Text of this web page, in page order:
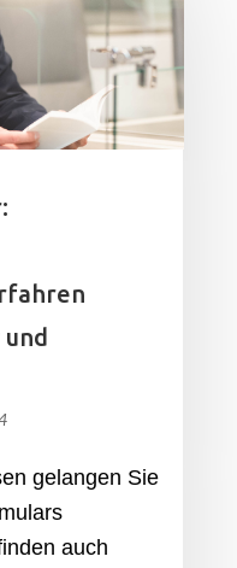
gelangen Sie
auch